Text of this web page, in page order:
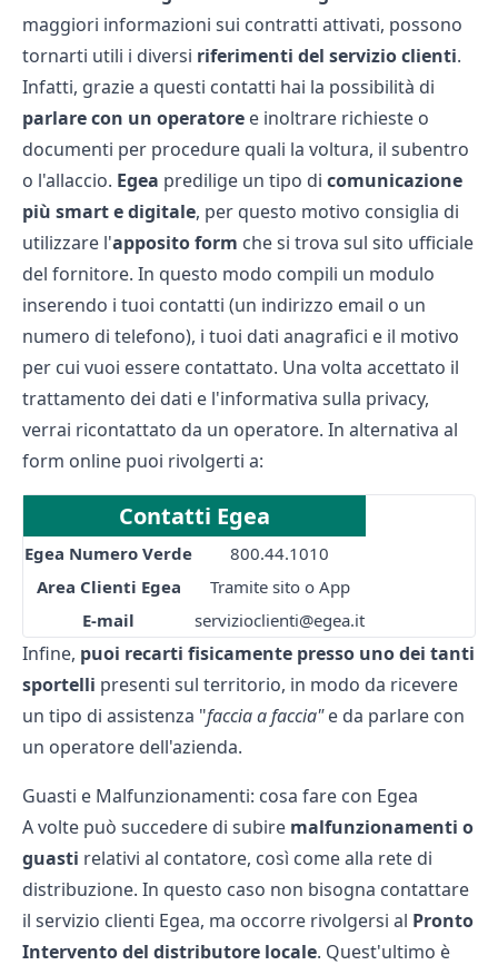
maggiori informazioni sui contratti attivati, possono
tornarti utili i diversi riferimenti del servizio clienti.
Infatti, grazie a questi contatti hai la possibilità di
parlare con un operatore e inoltrare richieste o
documenti per procedure quali la voltura, il subentro
o l'allaccio. Egea predilige un tipo di comunicazione
più smart e digitale, per questo motivo consiglia di
utilizzare l'apposito form che si trova sul sito ufficiale
del fornitore. In questo modo compili un modulo
inserendo i tuoi contatti (un indirizzo email o un
numero di telefono), i tuoi dati anagrafici e il motivo
per cui vuoi essere contattato. Una volta accettato il
trattamento dei dati e l'informativa sulla privacy,
verrai ricontattato da un operatore. In alternativa al
form online puoi rivolgerti a:
Contatti Egea
Egea Numero Verde
800.44.1010
Area Clienti Egea
Tramite sito o App
E-mail
servizioclienti@egea.it
Infine, puoi recarti fisicamente presso uno dei tanti
sportelli presenti sul territorio, in modo da ricevere
un tipo di assistenza "faccia a faccia"e da parlare con
un operatore dell'azienda.
Guasti e Malfunzionamenti: cosa fare con Egea
A volte può succedere di subire malfunzionamenti o
guasti relativi al contatore, così come alla rete di
distribuzione. In questo caso non bisogna contattare
il servizio clienti Egea, ma occorre rivolgersi al Pronto
Intervento del distributore locale. Quest'ultimo è